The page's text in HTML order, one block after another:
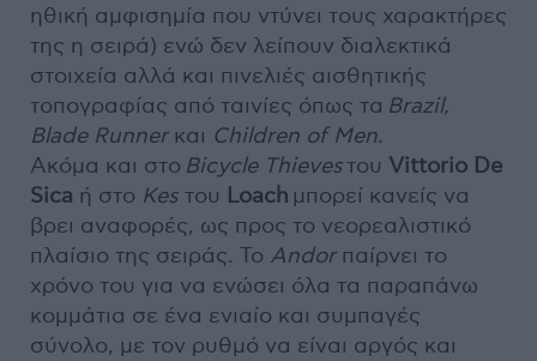
ηθική αμφισημία που ντύνει τους χαρακτήρες
της η σειρά) ενώ δεν λείπουν διαλεκτικά
στοιχεία αλλά και πινελιές αισθητικής
τοπογραφίας από ταινίες όπως τα Brazil,
Blade Runnerκαι Children of Men.
Ακόμα και στo Bicycle Thievesτου Vittorio De
Sica ή στο Kes του Loach μπορεί κανείς να
βρει αναφορές, ως προς το νεορεαλιστικό
πλαίσιο της σειράς. Το Andorπαίρνει το
χρόνο του για να ενώσει όλα τα παραπάνω
κομμάτια σε ένα ενιαίο και συμπαγές
σύνολο, με τον ρυθμό να είναι αργός και